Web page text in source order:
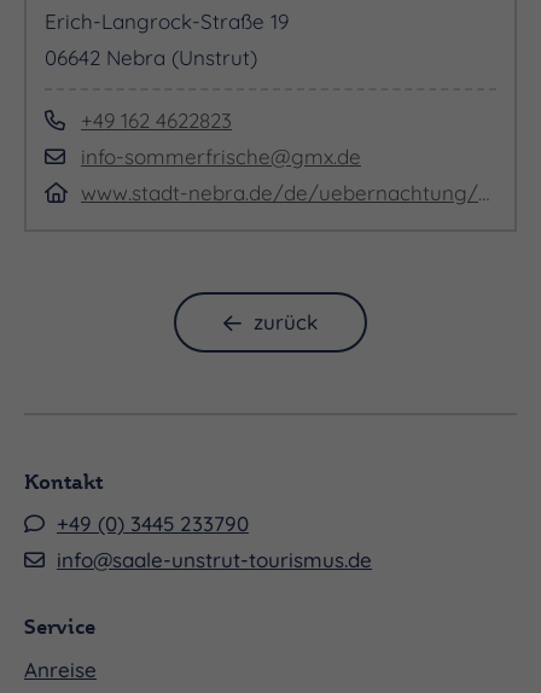
Erich-Langrock-Straße 19
06642 Nebra (Unstrut)
+49 162 4622823
info-sommerfrische@gmx.de
www.stadt-nebra.de/de/uebernachtung/4041,1067,de,1.html
zurück
Kontakt
+49 (0) 3445 233790
info@saale-unstrut-tourismus.de
Service
Anreise